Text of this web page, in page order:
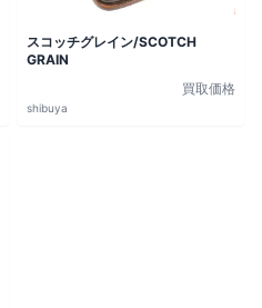
スコッチグレイン/SCOTCH
GRAIN
買取価格
shibuya